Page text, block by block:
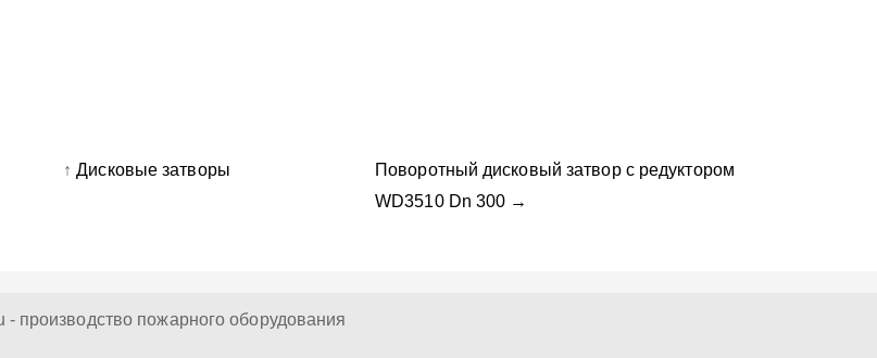
↑Дисковые затворы
Поворотный дисковый затвор с редуктором
WD3510 Dn 300 →
- производство пожарного оборудования